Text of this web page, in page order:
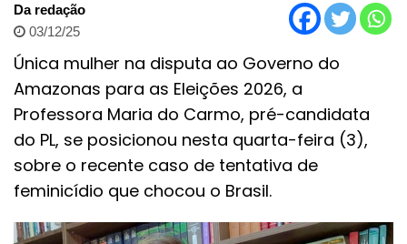
Da redação
03/12/25
Única mulher na disputa ao Governo do
Amazonas para as Eleições 2026, a
Professora Maria do Carmo, pré-candidata
do PL, se posicionou nesta quarta-feira (3),
sobre o recente caso de tentativa de
feminicídio que chocou o Brasil.